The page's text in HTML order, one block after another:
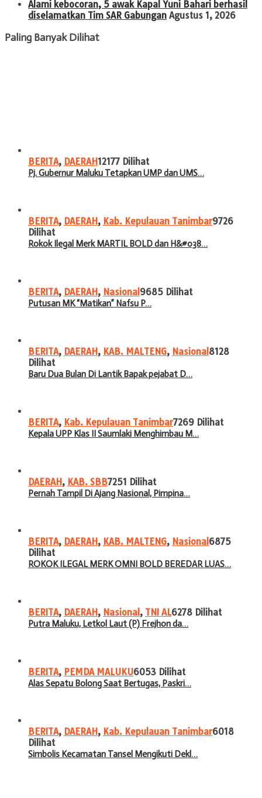
Alami kebocoran, 5 awak Kapal Yuni Bahari berhasil
diselamatkan Tim SAR Gabungan Agustus 1, 2026
Paling Banyak Dilihat
BERITA, DAERAH12177 Dilihat
Pj. Gubernur Maluku Tetapkan UMP dan UMS…
BERITA, DAERAH, Kab. Kepulauan Tanimbar9726
Dilihat
Rokok Ilegal Merk MARTIL BOLD dan H&#038…
BERITA, DAERAH, Nasional 9685 Dilihat
Putusan MK “Matikan” Nafsu P…
BERITA, DAERAH, KAB. MALTENG, Nasional 8128
Dilihat
Baru Dua Bulan Di Lantik Bapak pejabat D…
BERITA, Kab. Kepulauan Tanimbar7269 Dilihat
Kepala UPP Klas II Saumlaki Menghimbau M…
DAERAH, KAB. SBB7251 Dilihat
Pernah Tampil Di Ajang Nasional, Pimpina…
BERITA, DAERAH, KAB. MALTENG, Nasional 6875
Dilihat
ROKOK ILEGAL MERK OMNI BOLD BEREDAR LUAS…
BERITA, DAERAH, Nasional , TNI AL6278 Dilihat
Putra Maluku, Letkol Laut (P) Frejhon da…
BERITA, PEMDA MALUKU6053 Dilihat
Alas Sepatu Bolong Saat Bertugas, Paskri…
BERITA, DAERAH, Kab. Kepulauan Tanimbar6018
Dilihat
Simbolis Kecamatan Tansel Mengikuti Dekl…